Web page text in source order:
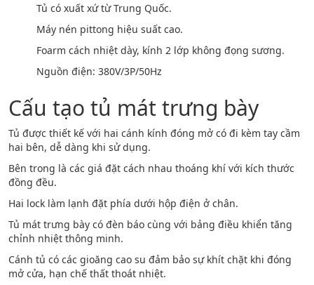
Tủ có xuất xứ từ Trung Quốc.
Máy nén pittong hiệu suất cao.
Foarm cách nhiệt dày, kính 2 lớp không đọng sương.
Nguồn điện: 380V/3P/50Hz
Cấu tạo tủ mát trưng bày
Tủ được thiết kế với hai cánh kính đóng mở có đi kèm tay cầm
hai bên, dễ dàng khi sử dụng.
Bên trong là các giá đặt cách nhau thoáng khí với kích thước
đồng đều.
Hai lock làm lạnh đặt phía dưới hộp điện ở chân.
Tủ mát trưng bày có đèn báo cùng với bảng điều khiển tăng
chỉnh nhiệt thông minh.
Cánh tủ có các gioăng cao su đảm bảo sự khít chặt khi đóng
mở cửa, hạn chế thất thoát nhiệt.